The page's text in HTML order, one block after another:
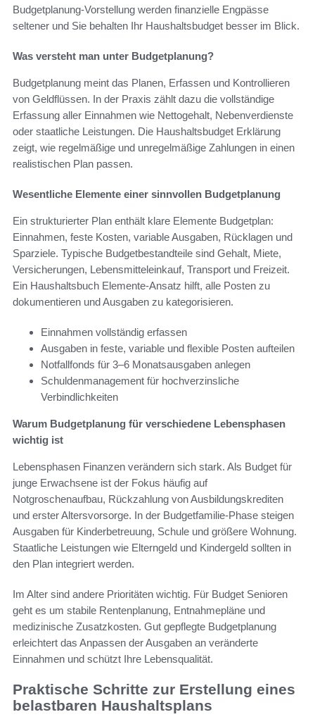
Budgetplanung-Vorstellung werden finanzielle Engpässe
seltener und Sie behalten Ihr Haushaltsbudget besser im Blick.
Was versteht man unter Budgetplanung?
Budgetplanung meint das Planen, Erfassen und Kontrollieren
von Geldflüssen. In der Praxis zählt dazu die vollständige
Erfassung aller Einnahmen wie Nettogehalt, Nebenverdienste
oder staatliche Leistungen. Die Haushaltsbudget Erklärung
zeigt, wie regelmäßige und unregelmäßige Zahlungen in einen
realistischen Plan passen.
Wesentliche Elemente einer sinnvollen Budgetplanung
Ein strukturierter Plan enthält klare Elemente Budgetplan:
Einnahmen, feste Kosten, variable Ausgaben, Rücklagen und
Sparziele. Typische Budgetbestandteile sind Gehalt, Miete,
Versicherungen, Lebensmitteleinkauf, Transport und Freizeit.
Ein Haushaltsbuch Elemente-Ansatz hilft, alle Posten zu
dokumentieren und Ausgaben zu kategorisieren.
Einnahmen vollständig erfassen
Ausgaben in feste, variable und flexible Posten aufteilen
Notfallfonds für 3–6 Monatsausgaben anlegen
Schuldenmanagement für hochverzinsliche
Verbindlichkeiten
Warum Budgetplanung für verschiedene Lebensphasen
wichtig ist
Lebensphasen Finanzen verändern sich stark. Als Budget für
junge Erwachsene ist der Fokus häufig auf
Notgroschenaufbau, Rückzahlung von Ausbildungskrediten
und erster Altersvorsorge. In der Budgetfamilie-Phase steigen
Ausgaben für Kinderbetreuung, Schule und größere Wohnung.
Staatliche Leistungen wie Elterngeld und Kindergeld sollten in
den Plan integriert werden.
Im Alter sind andere Prioritäten wichtig. Für Budget Senioren
geht es um stabile Rentenplanung, Entnahmepläne und
medizinische Zusatzkosten. Gut gepflegte Budgetplanung
erleichtert das Anpassen der Ausgaben an veränderte
Einnahmen und schützt Ihre Lebensqualität.
Praktische Schritte zur Erstellung eines
belastbaren Haushaltsplans